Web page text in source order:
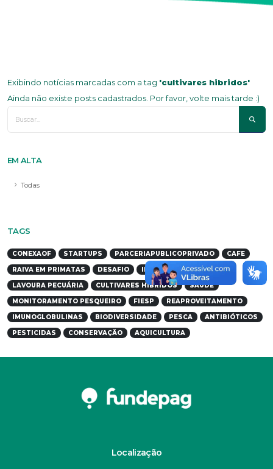
Exibindo notícias marcadas com a tag 'cultivares hibridos'
Ainda não existe posts cadastrados. Por favor, volte mais tarde :)
EM ALTA
Todas
TAGS
CONEXAOF STARTUPS PARCERIAPUBLICOPRIVADO CAFE
RAIVA EM PRIMATAS DESAFIO INOVAÇÃO
LAVOURA PECUÁRIA CULTIVARES HÍBRIDOS SAÚDE
MONITORAMENTO PESQUEIRO FIESP REAPROVEITAMENTO
IMUNOGLOBULINAS BIODIVERSIDADE PESCA ANTIBIÓTICOS
PESTICIDAS CONSERVAÇÃO AQUICULTURA
Localização